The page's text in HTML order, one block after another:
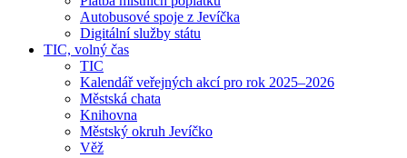
Autobusové spoje z Jevíčka
Digitální služby státu
TIC, volný čas
TIC
Kalendář veřejných akcí pro rok 2025–2026
Městská chata
Knihovna
Městský okruh Jevíčko
Věž